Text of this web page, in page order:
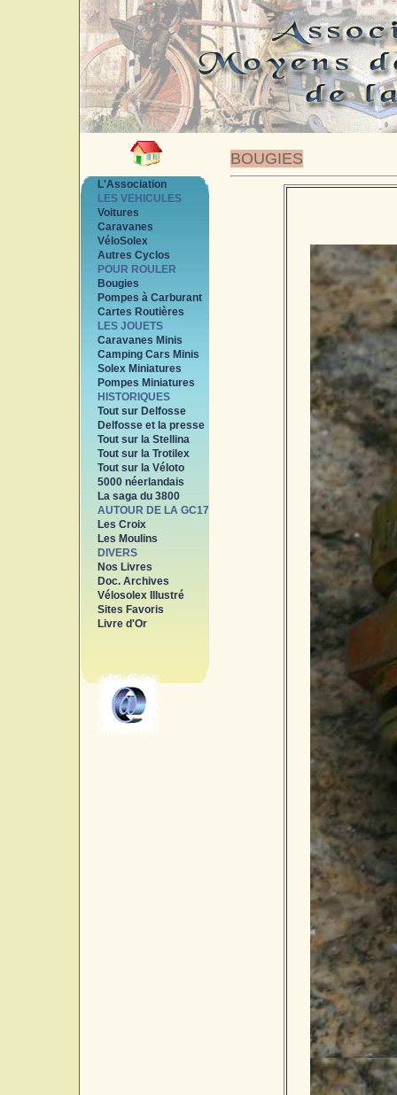
BOUGIES
L'Association
LES VEHICULES
Voitures
Caravanes
VéloSolex
Autres Cyclos
POUR ROULER
Bougies
Pompes à Carburant
Cartes Routières
LES JOUETS
Caravanes Minis
Camping Cars Minis
Solex Miniatures
Pompes Miniatures
HISTORIQUES
Tout sur Delfosse
Delfosse et la presse
Tout sur la Stellina
Tout sur la Trotilex
Tout sur la Véloto
5000 néerlandais
La saga du 3800
AUTOUR DE LA GC17
Les Croix
Les Moulins
DIVERS
Nos Livres
Doc. Archives
Vélosolex Illustré
Sites Favoris
Livre d'Or